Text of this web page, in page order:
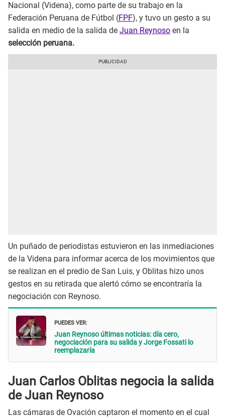
Nacional (Videna), como parte de su trabajo en la
Federación Peruana de Fútbol (FPF), y tuvo un gesto a su
salida en medio de la salida de Juan Reynoso en la
selección peruana.
Un puñado de periodistas estuvieron en las inmediaciones
de la Videna para informar acerca de los movimientos que
se realizan en el predio de San Luis, y Oblitas hizo unos
gestos en su retirada que alertó cómo se encontraría la
negociación con Reynoso.
PUEDES VER:
Juan Reynoso últimas noticias: día cero,
negociación para su salida y Jorge Fossati lo
reemplazaría
Juan Carlos Oblitas negocia la salida
de Juan Reynoso
Las cámaras de Ovación captaron el momento en el cual